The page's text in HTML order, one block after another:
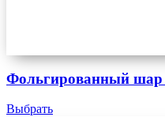
Фольгированный шар
Выбрать